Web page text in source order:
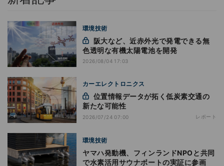
環境技術
色透明な有機太陽電池を開発
2026/08/04 17:03
カーエレクトロニクス
新たな可能性
2026/07/24 07:00 レポート
環境技術
ヤマハ発動機、フィンランドNPOと共同
で水素活用サウナボートの実証に参画